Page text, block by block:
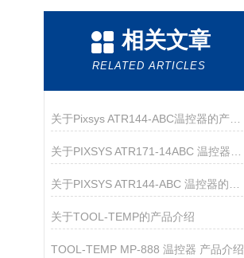
相关文章
RELATED ARTICLES
关于Pixsys ATR144‑ABC温控器的产品介绍
关于TOOL-TEMP的产品介绍
TOOL-TEMP MP-888 温控器 产品介绍